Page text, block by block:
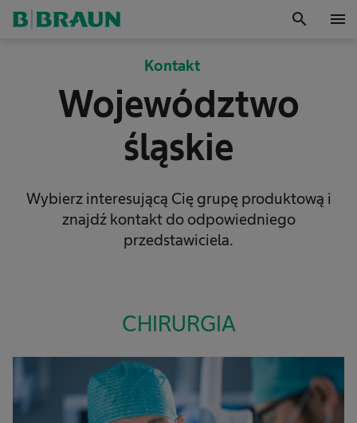
search menu
Kontakt
Województwo
śląskie
Wybierz interesującą Cię grupę produktową i
znajdź kontakt do odpowiedniego
przedstawiciela.
CHIRURGIA